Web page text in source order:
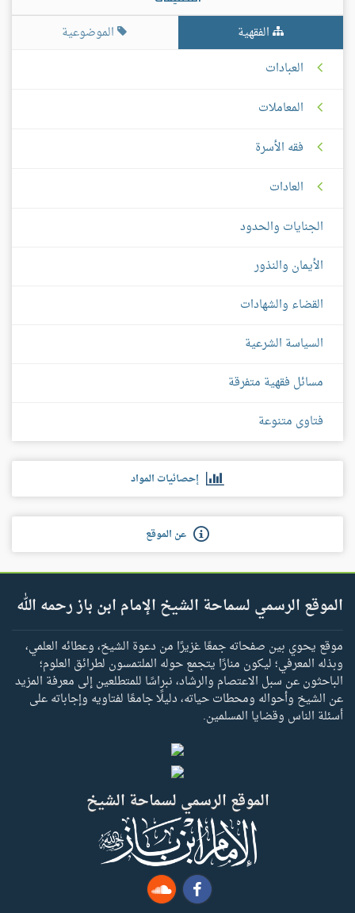
الفقهية
الموضوعية
العبادات
المعاملات
فقه الأسرة
العادات
الجنايات والحدود
الأيمان والنذور
القضاء والشهادات
السياسة الشرعية
مسائل فقهية متفرقة
فتاوى متنوعة
إحصائيات المواد
عن الموقع
الموقع الرسمي لسماحة الشيخ الإمام ابن باز رحمه الله
موقع يحوي بين صفحاته جمعًا غزيرًا من دعوة الشيخ، وعطائه العلمي،
وبذله المعرفي؛ ليكون منارًا يتجمع حوله الملتمسون لطرائق العلوم؛
الباحثون عن سبل الاعتصام والرشاد، نبراسًا للمتطلعين إلى معرفة المزيد
عن الشيخ وأحواله ومحطات حياته، دليلًا جامعًا لفتاويه وإجاباته على
أسئلة الناس وقضايا المسلمين.
الموقع الرسمي لسماحة الشيخ